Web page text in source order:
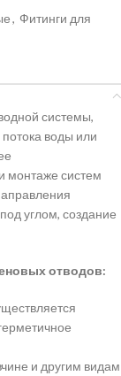
, Фитинги для
системы,
воды или
монтаже систем
углом, создание
отводов:
и другим видам